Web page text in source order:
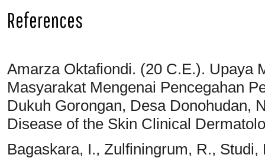
References
Amarza Oktafiondi. (20 C.E.). Upaya
Masyarakat Mengenai Pencegahan
Dukuh Gorongan, Desa Donohudan,
Disease of the Skin Clinical
Bagaskara, I., Zulfiningrum, R.,